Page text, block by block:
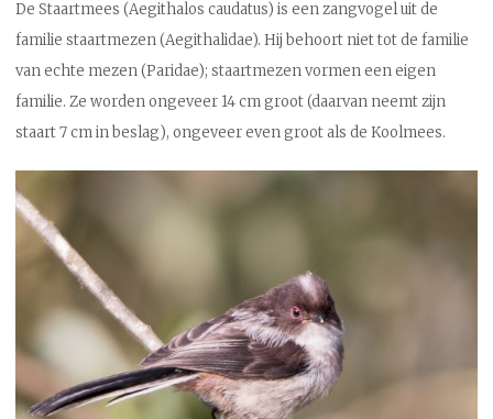
De Staartmees (Aegithalos caudatus) is een zangvogel uit de
familie staartmezen (Aegithalidae). Hij behoort niet tot de familie
van echte mezen (Paridae); staartmezen vormen een eigen
familie. Ze worden ongeveer 14 cm groot (daarvan neemt zijn
staart 7 cm in beslag), ongeveer even groot als de Koolmees.